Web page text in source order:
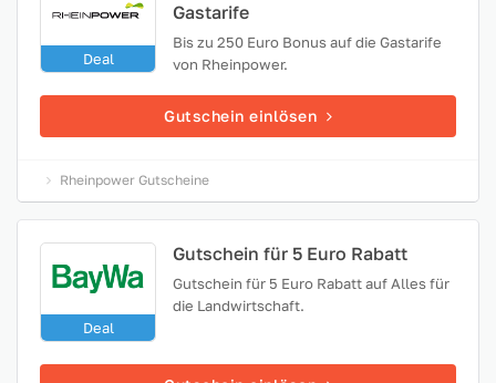
Deal
Gastarife
Bis zu 250 Euro Bonus auf die Gastarife
von Rheinpower.
Gutschein einlösen
Rheinpower Gutscheine
Deal
Gutschein für 5 Euro Rabatt
Gutschein für 5 Euro Rabatt auf Alles für
die Landwirtschaft.